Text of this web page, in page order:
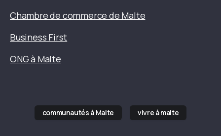
Chambre de commerce de Malte
Business First
ONG à Malte
communautés à Malte vivre à malte